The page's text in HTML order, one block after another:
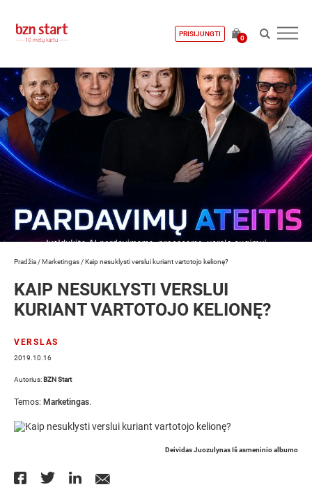
PRISIJUNGTI
0
Pradžia /Marketingas /Kaip nesuklysti verslui kuriant vartotojo kelionę?
KAIP NESUKLYSTI VERSLUI
KURIANT VARTOTOJO KELIONĘ?
VERSLAS
2019.10.16
Autorius: BZN Start
Temos: Marketingas.
Deividas Juozulynas Iš asmeninio albumo